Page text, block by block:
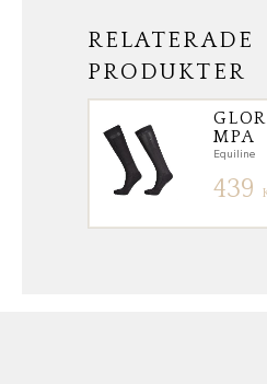
RELATERADE
PRODUKTER
MPA
Equiline
439